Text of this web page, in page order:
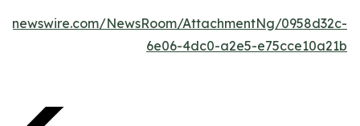
NewsRoom/AttachmentNg/0958d32c-
6e06-4dc0-a2e5-e75cce10a21b